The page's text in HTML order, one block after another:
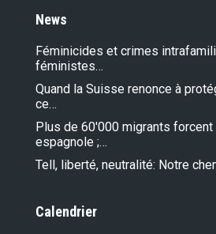
News
Féminicides et crimes
féministes…
Quand la Suisse renonce à
ce…
Plus de 60'000 migrants
espagnole ;…
Tell, liberté, neutralité: Notre
Calendrier